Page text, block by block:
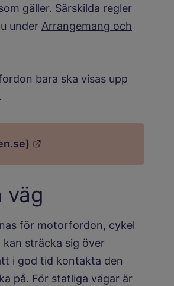
gäller. Särskilda regler
under Arrangemang och
bara ska visas upp
väg
för motorfordon, cykel
kan sträcka sig över
i god tid kontakta den
på. För statliga vägar är